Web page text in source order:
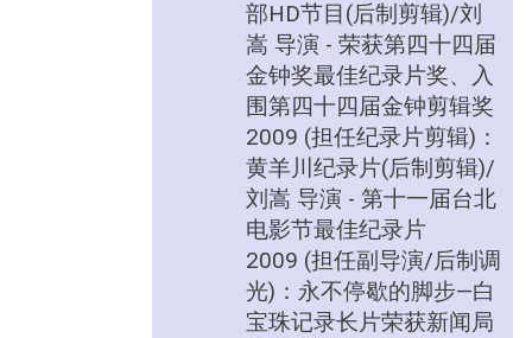
部HD节目(后制剪辑)/刘
嵩 导演 - 荣获第四十四届
金钟奖最佳纪录片奖、入
围第四十四届金钟剪辑奖
2009 (担任纪录片剪辑)：
黄羊川纪录片(后制剪辑)/
刘嵩 导演 - 第十一届台北
电影节最佳纪录片
2009 (担任副导演/后制调
光)：永不停歇的脚步—白
宝珠记录长片荣获新闻局